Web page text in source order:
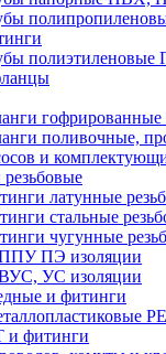
гофрированные
поливочные,
и
латунные
стальные
чугунные
ПЭ изоляции
УС изоляции
и фитинги
и фитинги